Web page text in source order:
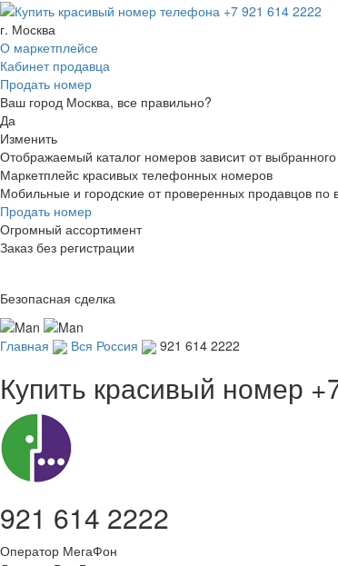
г. Москва
О маркетплейсе
Кабинет продавца
Продать номер
Ваш город Москва, все правильно?
Да
Изменить
Отображаемый каталог номеров зависит от
Маркетплейс красивых телефонных номеров
Мобильные и городские от проверенных продавцов по
Продать номер
Огромный ассортимент
Заказ без регистрации
Безопасная сделка
Главная Вся Россия 921 614 2222
Купить красивый номер
921 614 2222
Оператор МегаФон